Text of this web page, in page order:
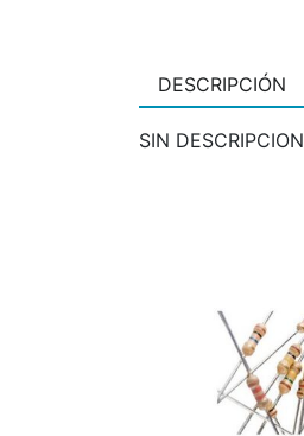
DESCRIPCIÓN
SIN DESCRIPCION